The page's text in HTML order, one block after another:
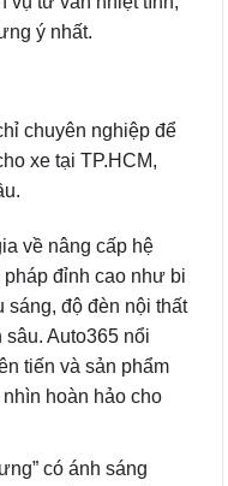
ý nhất.
chuyên nghiệp để
xe tại TP.HCM,
về nâng cấp hệ
đỉnh cao như bi
sáng, độ đèn nội thất
Auto365 nổi
tiến và sản phẩm
hoàn hảo cho
có ánh sáng